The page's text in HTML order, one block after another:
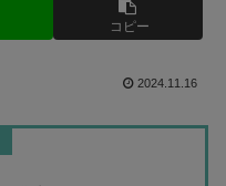
コピー
2024.11.16